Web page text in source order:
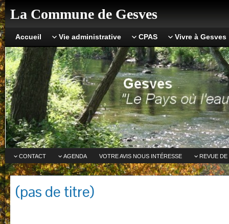
La Commune de Gesves
Accueil Vie administrative CPAS Vivre à Gesves
CONTACT AGENDA VOTRE AVIS NOUS INTÉRESSE REVUE DE
(pas de titre)